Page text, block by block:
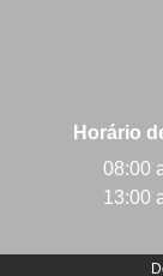
Horário
08:00
13:00